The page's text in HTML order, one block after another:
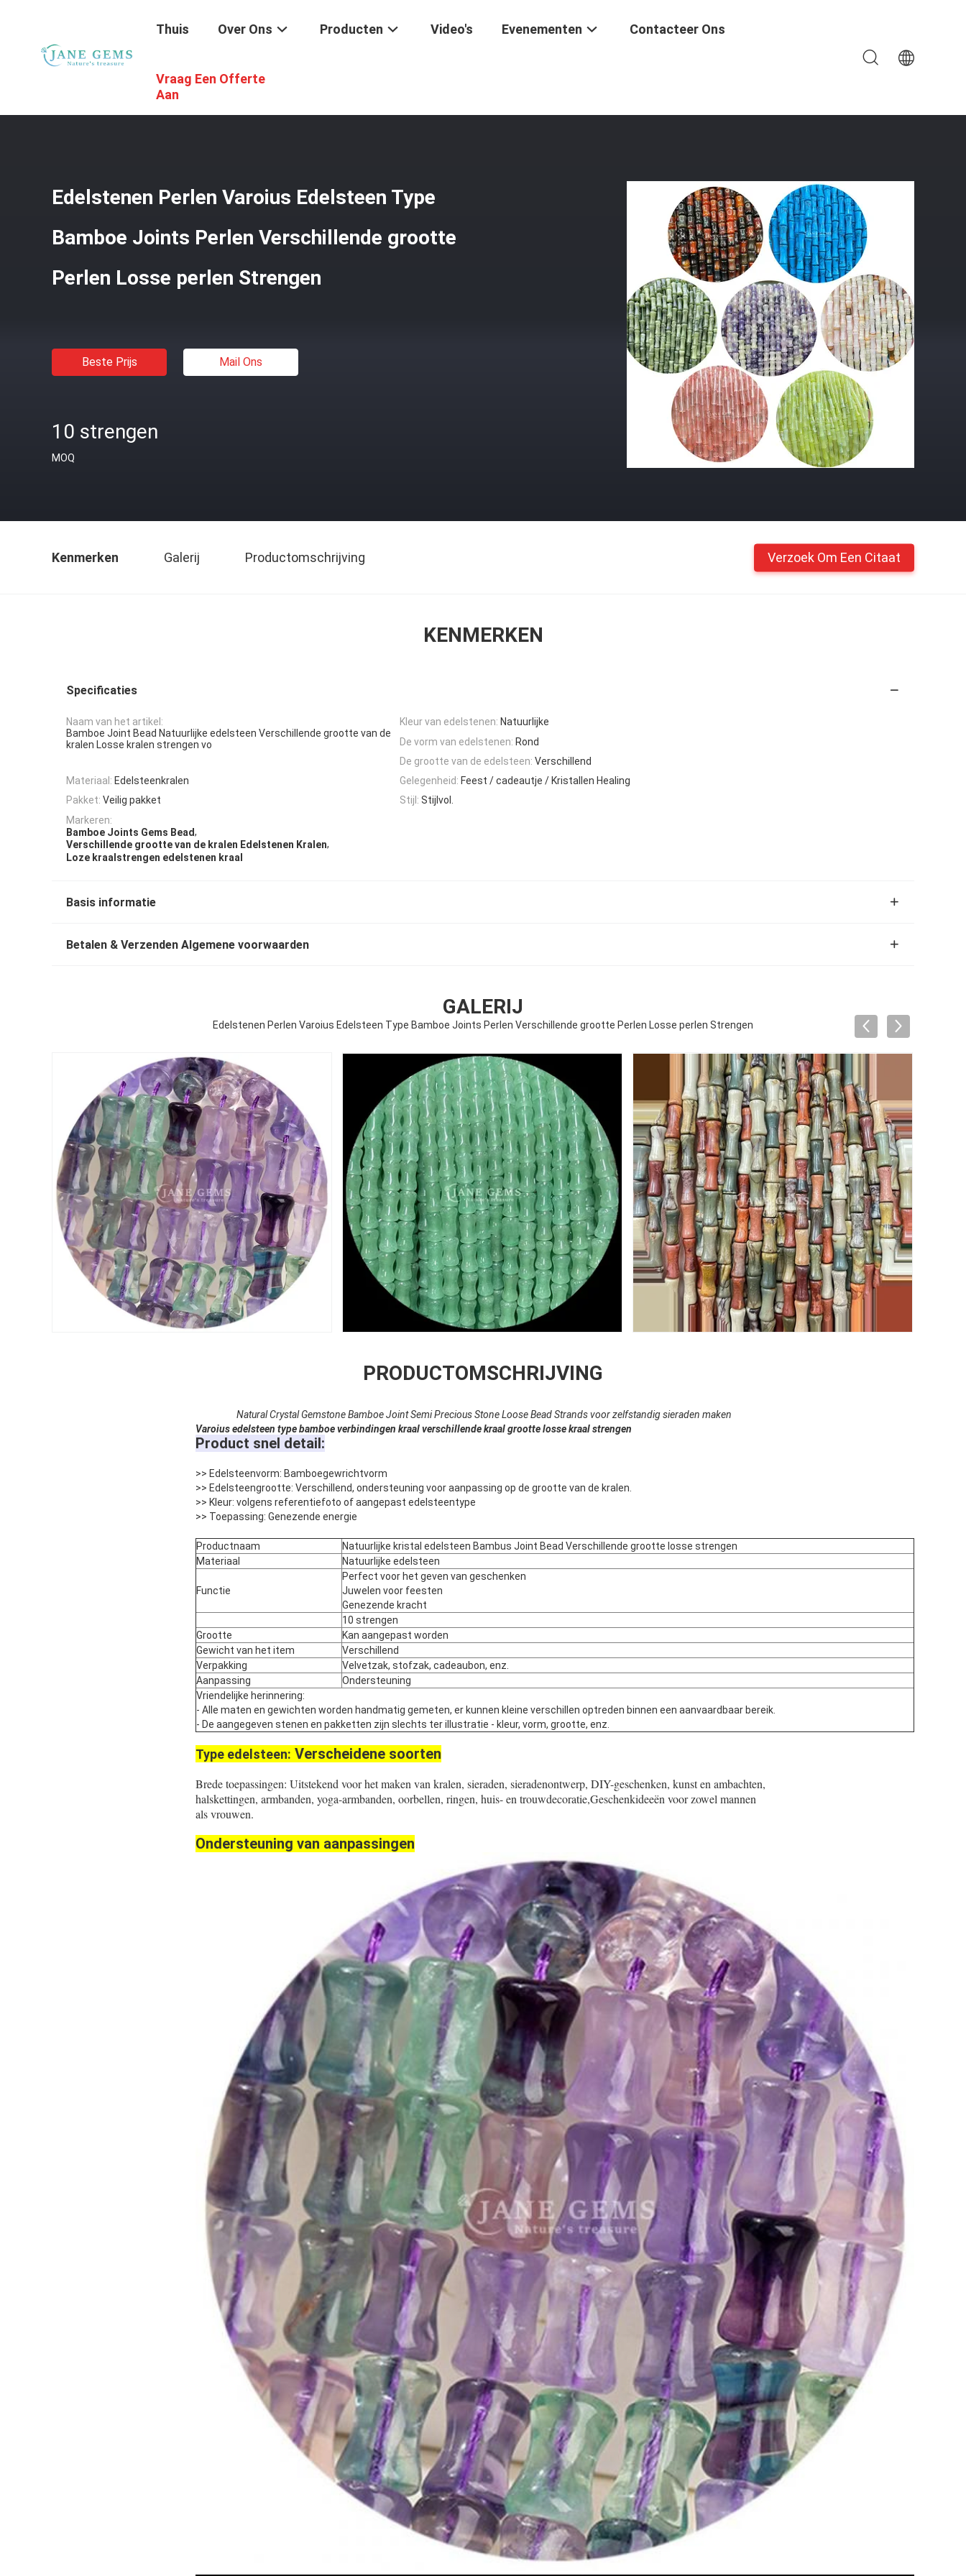
Thuis Over Ons Producten Video's Evenementen Contacteer Ons
Vraag Een Offerte
Aan
Edelstenenkralen / Edelstenen Perlen Varoius Edelsteen Type Bamboe Joints Perlen Verschillende Grootte Perlen Losse Perlen Strengen
Edelstenen Perlen Varoius Edelsteen Type
Bamboe Joints Perlen Verschillende grootte
Perlen Losse perlen Strengen
Beste Prijs Mail Ons
10 strengen
MOQ
Kenmerken Galerij Productomschrijving Verzoek Om Een Citaat
KENMERKEN
Specificaties
Naam van het artikel:
Bamboe Joint Bead Natuurlijke edelsteen Verschillende grootte van de
kralen Losse kralen strengen vo
Kleur van edelstenen: Natuurlijke
De vorm van edelstenen: Rond
De grootte van de edelsteen: Verschillend
Materiaal: Edelsteenkralen Gelegenheid: Feest / cadeautje / Kristallen Healing
Pakket: Veilig pakket Stijl: Stijlvol.
Markeren:
Bamboe Joints Gems Bead,
Verschillende grootte van de kralen Edelstenen Kralen,
Loze kraalstrengen edelstenen kraal
Basis informatie
Betalen & Verzenden Algemene voorwaarden
GALERIJ
Edelstenen Perlen Varoius Edelsteen Type Bamboe Joints Perlen Verschillende grootte Perlen Losse perlen Strengen
PRODUCTOMSCHRIJVING
Natural Crystal Gemstone Bamboe Joint Semi Precious Stone Loose Bead Strands voor zelfstandig sieraden maken
Varoius edelsteen type bamboe verbindingen kraal verschillende kraal grootte losse kraal strengen
Product snel detail:
>> Edelsteenvorm: Bamboegewrichtvorm
>> Edelsteengrootte: Verschillend, ondersteuning voor aanpassing op de grootte van de kralen.
>> Kleur: volgens referentiefoto of aangepast edelsteentype
>> Toepassing: Genezende energie
Productnaam
Natuurlijke kristal edelsteen Bambus Joint Bead Verschillende grootte losse strengen
Materiaal
Natuurlijke edelsteen
Functie
Perfect voor het geven van geschenken
Juwelen voor feesten
Genezende kracht
10 strengen
Grootte
Kan aangepast worden
Gewicht van het item
Verschillend
Verpakking
Velvetzak, stofzak, cadeaubon, enz.
Aanpassing
Ondersteuning
Vriendelijke herinnering:
- Alle maten en gewichten worden handmatig gemeten, er kunnen kleine verschillen optreden binnen een aanvaardbaar bereik.
- De aangegeven stenen en pakketten zijn slechts ter illustratie - kleur, vorm, grootte, enz.
Type edelsteen: Verscheidene soorten
Brede toepassingen: Uitstekend voor het maken van kralen, sieraden, sieradenontwerp, DIY-geschenken, kunst en ambachten,
halskettingen, armbanden, yoga-armbanden, oorbellen, ringen, huis- en trouwdecoratie,Geschenkideeën voor zowel mannen
als vrouwen.
Ondersteuning van aanpassingen